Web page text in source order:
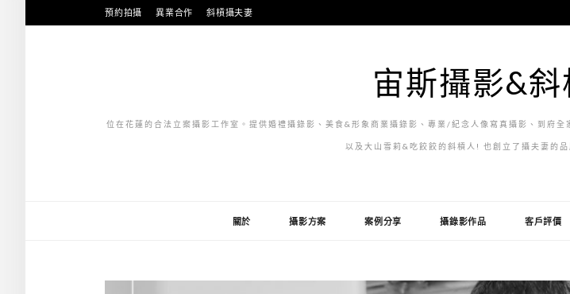
至
預約拍攝 異業合作 斜槓攝夫妻
宙斯攝影&
位在花蓮的合法立案攝影工作室。提供婚禮攝錄影、美食&形象商業攝錄影、專業/紀念人像寫真攝影、到府
以及大山雪莉&吃餃餃的斜槓人! 也創立了攝夫妻的
關於 攝影方案 案例分享 攝錄影作品 客戶評價